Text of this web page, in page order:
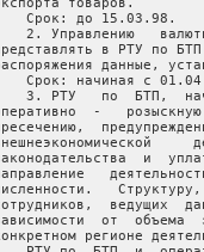
Срок: до 15.03.98.
2. Управлению
в РТУ по
данные,
Срок: начиная с
3. РТУ   по  БТП,
-
и
ведущих
от  объема
регионе